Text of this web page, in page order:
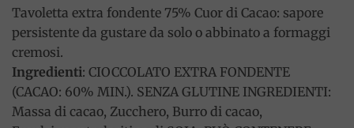
Tavoletta extra fondente 75% Cuor di Cacao: sapore
persistente da gustare da solo o abbinato a formaggi
cremosi.
Ingredienti: CIOCCOLATO EXTRA FONDENTE
(CACAO: 60% MIN.). SENZA GLUTINE INGREDIENTI:
Massa di cacao, Zucchero, Burro di cacao,